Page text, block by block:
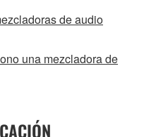
de audio
una mezcladora de